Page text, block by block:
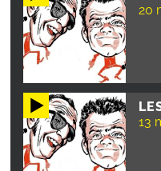
20
13